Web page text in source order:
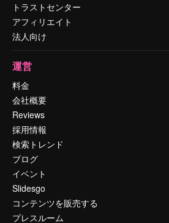
トラストセンター
アフィリエイト
法人向け
運営
料金
会社概要
Reviews
採用情報
検索トレンド
ブログ
イベント
Slidesgo
コンテンツを販売する
プレスルーム